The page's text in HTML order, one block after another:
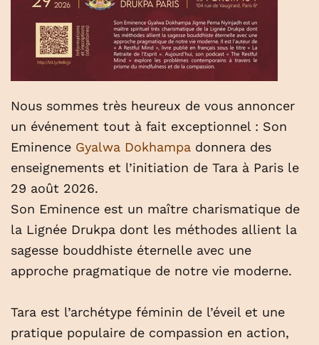
Nous sommes très heureux de vous annoncer
un événement tout à fait exceptionnel : Son
Eminence Gyalwa Dokhampa donnera des
enseignements et l’initiation de Tara à Paris le
29 août 2026.
Son Eminence est un maître charismatique de
la Lignée Drukpa dont les méthodes allient la
sagesse bouddhiste éternelle avec une
approche pragmatique de notre vie moderne.
Tara est l’archétype féminin de l’éveil et une
pratique populaire de compassion en action,